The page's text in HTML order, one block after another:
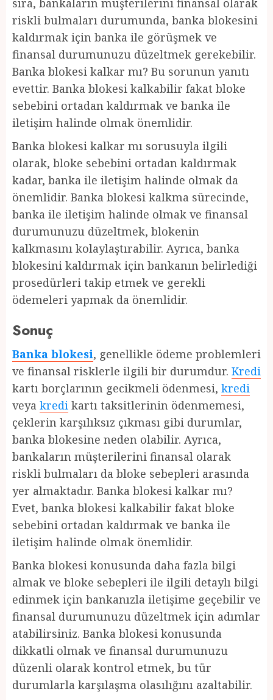
sıra, bankaların müşterilerini finansal olarak
riskli bulmaları durumunda, banka blokesini
kaldırmak için banka ile görüşmek ve
finansal durumunuzu düzeltmek gerekebilir.
Banka blokesi kalkar mı? Bu sorunun yanıtı
evettir. Banka blokesi kalkabilir fakat bloke
sebebini ortadan kaldırmak ve banka ile
iletişim halinde olmak önemlidir.
Banka blokesi kalkar mı sorusuyla ilgili
olarak, bloke sebebini ortadan kaldırmak
kadar, banka ile iletişim halinde olmak da
önemlidir. Banka blokesi kalkma sürecinde,
banka ile iletişim halinde olmak ve finansal
durumunuzu düzeltmek, blokenin
kalkmasını kolaylaştırabilir. Ayrıca, banka
blokesini kaldırmak için bankanın belirlediği
prosedürleri takip etmek ve gerekli
ödemeleri yapmak da önemlidir.
Sonuç
Banka blokesi, genellikle ödeme problemleri
ve finansal risklerle ilgili bir durumdur. Kredi
kartı borçlarının gecikmeli ödenmesi, kredi
veya kredi kartı taksitlerinin ödenmemesi,
çeklerin karşılıksız çıkması gibi durumlar,
banka blokesine neden olabilir. Ayrıca,
bankaların müşterilerini finansal olarak
riskli bulmaları da bloke sebepleri arasında
yer almaktadır. Banka blokesi kalkar mı?
Evet, banka blokesi kalkabilir fakat bloke
sebebini ortadan kaldırmak ve banka ile
iletişim halinde olmak önemlidir.
Banka blokesi konusunda daha fazla bilgi
almak ve bloke sebepleri ile ilgili detaylı bilgi
edinmek için bankanızla iletişime geçebilir ve
finansal durumunuzu düzeltmek için adımlar
atabilirsiniz. Banka blokesi konusunda
dikkatli olmak ve finansal durumunuzu
düzenli olarak kontrol etmek, bu tür
durumlarla karşılaşma olasılığını azaltabilir.